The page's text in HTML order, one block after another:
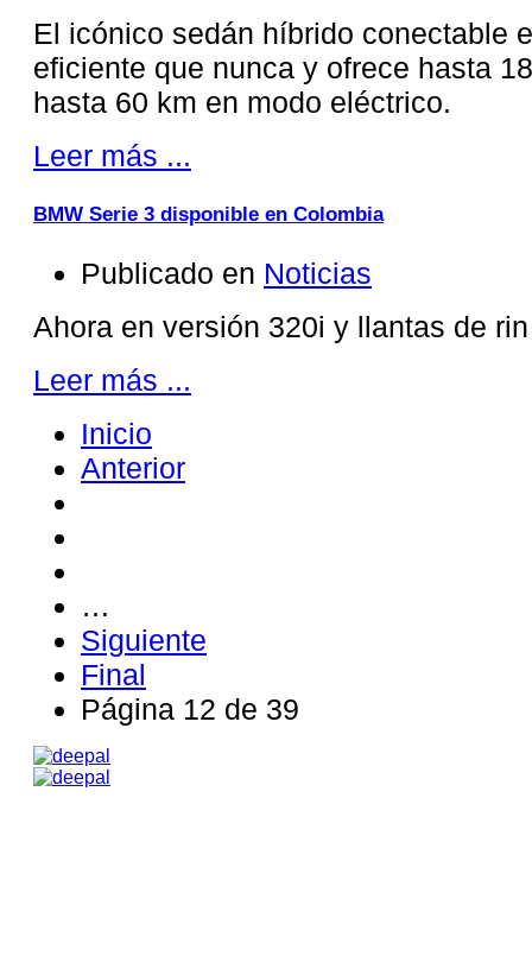
El icónico sedán híbrido conectable
eficiente que nunca y ofrece hasta
hasta 60 km en modo eléctrico.
Leer más ...
BMW Serie 3 disponible en Colombia
Publicado en Noticias
Ahora en versión 320i y llantas de
Leer más ...
Inicio
Anterior
…
Siguiente
Final
Página 12 de 39